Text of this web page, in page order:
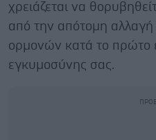
χρειάζεται να
από την απότομη
ορμονών κατά το πρώτο
εγκυμοσύνης σας.